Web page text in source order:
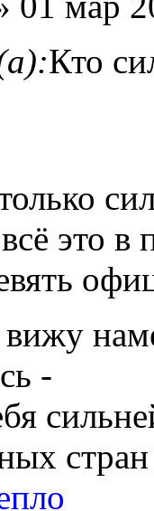
Кто
это
вижу
-
стран